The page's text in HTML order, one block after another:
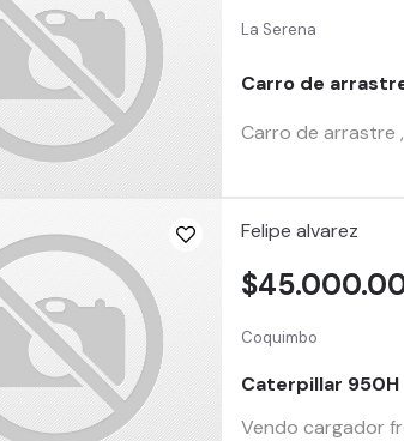
La Serena
Carro de
Carro de arrastre
Felipe alvarez
Coquimbo
Caterpillar 950H
Vendo cargador